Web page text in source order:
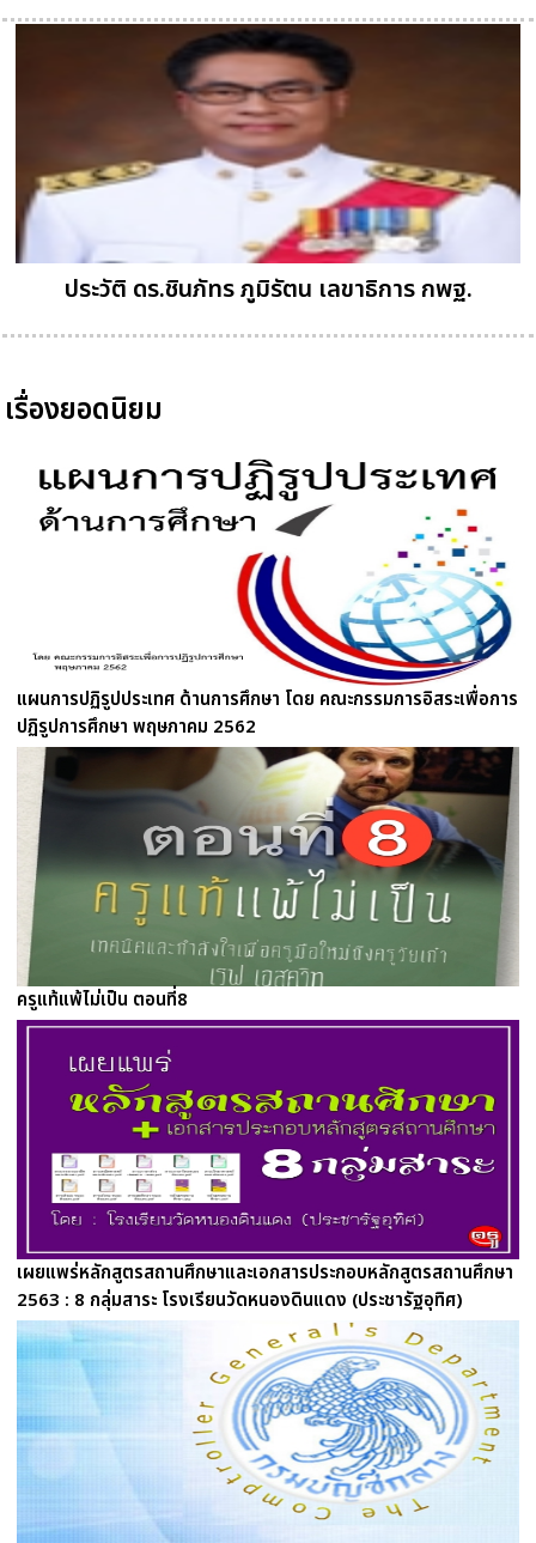
ประวัติ ดร.ชินภัทร ภูมิรัตน เลขาธิการ กพฐ.
เรื่องยอดนิยม
แผนการปฏิรูปประเทศ ด้านการศึกษา โดย คณะกรรมการอิสระเพื่อการ
ปฏิรูปการศึกษา พฤษภาคม 2562
ครูแท้แพ้ไม่เป็น ตอนที่8
เผยแพร่หลักสูตรสถานศึกษาและเอกสารประกอบหลักสูตรสถานศึกษา
2563 : 8 กลุ่มสาระ โรงเรียนวัดหนองดินแดง (ประชารัฐอุทิศ)